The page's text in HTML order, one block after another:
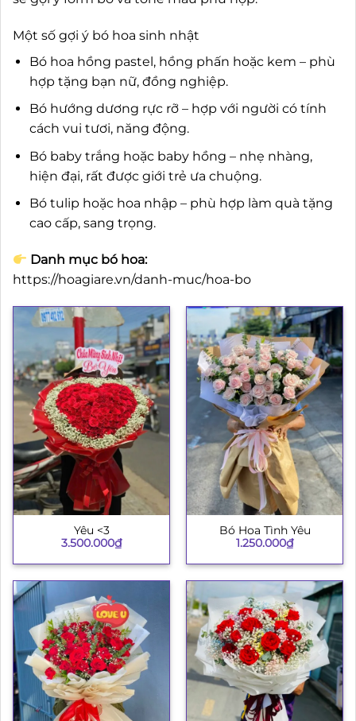
Một số gợi ý bó hoa sinh nhật
Bó hoa hồng pastel, hồng phấn hoặc kem – phù
hợp tặng bạn nữ, đồng nghiệp.
Bó hướng dương rực rỡ – hợp với người có tính
cách vui tươi, năng động.
Bó baby trắng hoặc baby hồng – nhẹ nhàng,
hiện đại, rất được giới trẻ ưa chuộng.
Bó tulip hoặc hoa nhập – phù hợp làm quà tặng
cao cấp, sang trọng.
Danh mục bó hoa:
https://hoagiare.vn/danh-muc/hoa-bo
Yêu <3
3.500.000₫
Bó Hoa Tình Yêu
1.250.000₫